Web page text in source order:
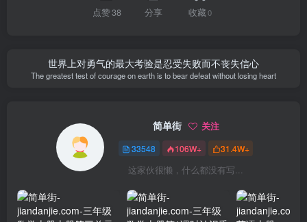
点赞38 分享 收藏0
世界上对勇气的最大考验是忍受失败而不丧失信心
The greatest test of courage on earth is to bear defeat without losing heart
简单街 关注
33548 106W+ 31.4W+
这家伙很懒，什么都没有写...